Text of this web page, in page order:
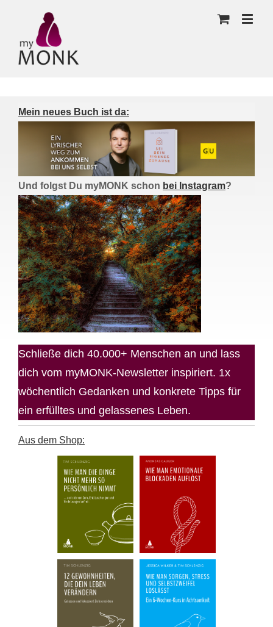
Mein neues Buch ist da:
Und folgst Du myMONK schon bei Instagram?
Schließe dich 40.000+ Menschen an und lass
dich vom myMONK-Newsletter inspiriert. 1x
wöchentlich Gedanken und konkrete Tipps für
ein erfülltes und gelassenes Leben.
Aus dem Shop: